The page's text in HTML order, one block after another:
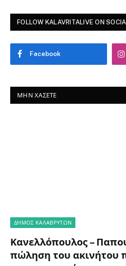
FOLLOW KALAVRITALIVE ON
Facebook
ΜΗΝ ΧΆΣΕΤΕ
ΔΗΜΟΣ ΚΑΛΑΒΡΥΤΩΝ
Κανελλόπουλος –
πώληση του ακινήτου